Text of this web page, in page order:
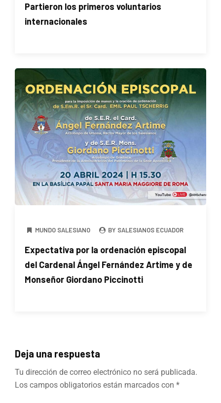
Partieron los primeros voluntarios
internacionales
MUNDO SALESIANO BY SALESIANOS ECUADOR
Expectativa por la ordenación episcopal
del Cardenal Ángel Fernández Artime y de
Monseñor Giordano Piccinotti
Deja una respuesta
Tu dirección de correo electrónico no será publicada.
Los campos obligatorios están marcados con *